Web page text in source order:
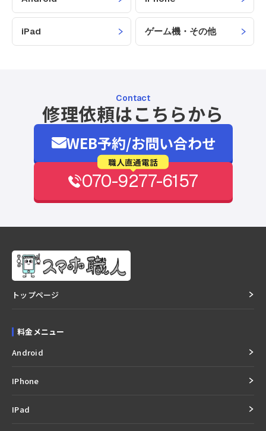
iPad ゲーム機・その他
Contact
修理依頼はこちらから
WEB予約/お問い合わせ
職人直通電話
070-9277-6157
トップページ
料金メニュー
Android
IPhone
IPad